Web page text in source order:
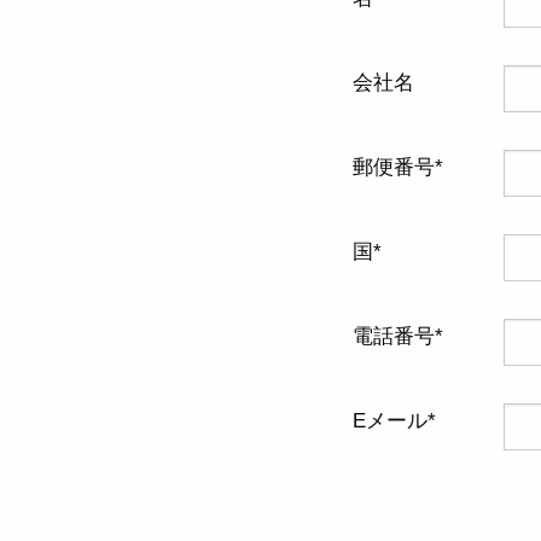
会社名
郵便番号
国
電話番号
Eメール